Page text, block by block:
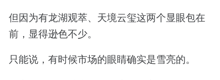
但因为有龙湖观萃、天境云玺这两个显眼包在
前，显得逊色不少。
只能说，有时候市场的眼睛确实是雪亮的。